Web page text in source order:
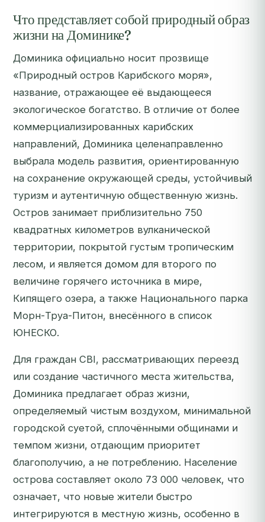
Что представляет собой природный образ
жизни на Доминике?
Доминика официально носит прозвище
«Природный остров Карибского моря»,
название, отражающее её выдающееся
экологическое богатство. В отличие от более
коммерциализированных карибских
направлений, Доминика целенаправленно
выбрала модель развития, ориентированную
на сохранение окружающей среды, устойчивый
туризм и аутентичную общественную жизнь.
Остров занимает приблизительно 750
квадратных километров вулканической
территории, покрытой густым тропическим
лесом, и является домом для второго по
величине горячего источника в мире,
Кипящего озера, а также Национального парка
Морн-Труа-Питон, внесённого в список
ЮНЕСКО.
Для граждан CBI, рассматривающих переезд
или создание частичного места жительства,
Доминика предлагает образ жизни,
определяемый чистым воздухом, минимальной
городской суетой, сплочёнными общинами и
темпом жизни, отдающим приоритет
благополучию, а не потреблению. Население
острова составляет около 73 000 человек, что
означает, что новые жители быстро
интегрируются в местную жизнь, особенно в